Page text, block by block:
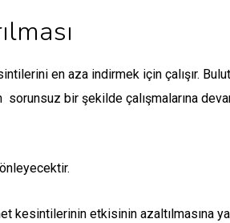
en aza indirmek için çalışır.
bir şekilde çalışmalarına
kesintilerinin etkisinin azaltılmasına